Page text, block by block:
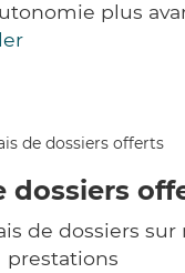
plus
dossiers
de dossiers sur
prestations